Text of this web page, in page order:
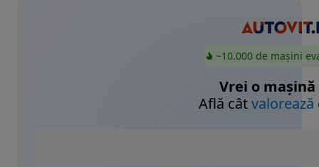
~10.000 de mașini
Vrei o mașină
Află câtvalorează